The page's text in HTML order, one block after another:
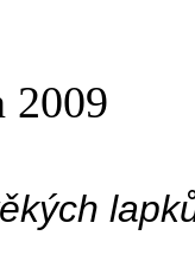
2009